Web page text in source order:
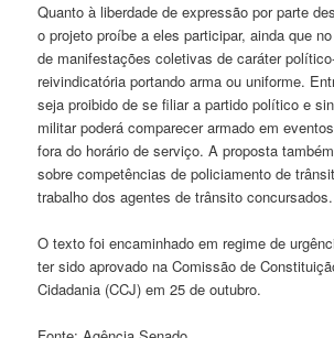
Quanto à liberdade de expressão por parte
o projeto proíbe a eles participar, ainda que
de manifestações coletivas de caráter
reivindicatória portando arma ou uniforme.
seja proibido de se filiar a partido político e
militar poderá comparecer armado em
fora do horário de serviço. A proposta
sobre competências de policiamento de
trabalho dos agentes de trânsito concursados.
O texto foi encaminhado em regime de
ter sido aprovado na Comissão de
Cidadania (CCJ) em 25 de outubro.